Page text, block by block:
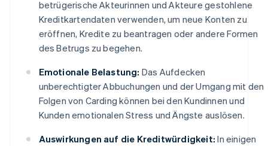
betrügerische Akteurinnen und Akteure gestohlene
Kreditkartendaten verwenden, um neue Konten zu
eröffnen, Kredite zu beantragen oder andere Formen
des Betrugs zu begehen.
Emotionale Belastung: Das Aufdecken
unberechtigter Abbuchungen und der Umgang mit den
Folgen von Carding können bei den Kundinnen und
Kunden emotionalen Stress und Ängste auslösen.
Auswirkungen auf die Kreditwürdigkeit: In einigen